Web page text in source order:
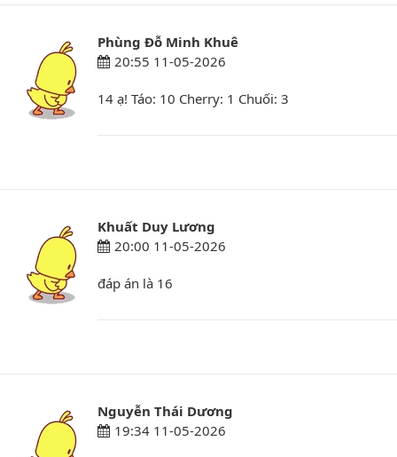
Phùng Đỗ Minh Khuê
20:55 11-05-2026
14 ạ! Táo: 10 Cherry: 1 Chuối: 3
Khuất Duy Lương
20:00 11-05-2026
đáp án là 16
Nguyễn Thái Dương
19:34 11-05-2026